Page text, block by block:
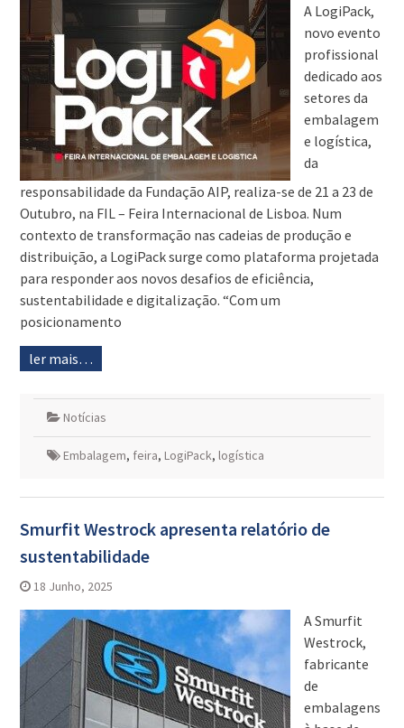
A LogiPack,
novo evento
profissional
dedicado aos
setores da
embalagem
e logística,
da
responsabilidade da Fundação AIP, realiza-se de 21 a 23 de
Outubro, na FIL – Feira Internacional de Lisboa. Num
contexto de transformação nas cadeias de produção e
distribuição, a LogiPack surge como plataforma projetada
para responder aos novos desafios de eficiência,
sustentabilidade e digitalização. “Com um
posicionamento
ler mais…
Notícias
Embalagem, feira, LogiPack, logística
Smurfit Westrock apresenta relatório de
sustentabilidade
18 Junho, 2025
A Smurfit
Westrock,
fabricante
de
embalagens